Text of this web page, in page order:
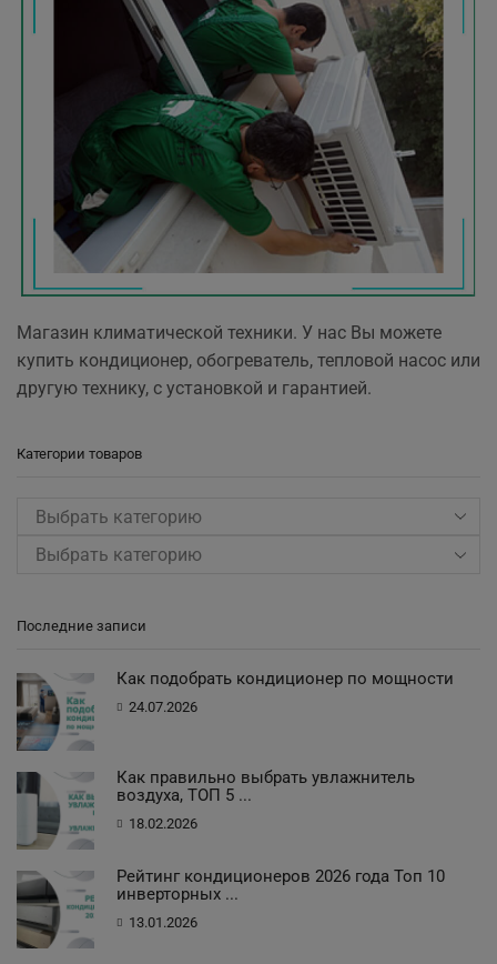
Магазин климатической техники. У нас Вы можете
купить кондиционер, обогреватель, тепловой насос или
другую технику, с установкой и гарантией.
Категории товаров
Выбрать категорию
Последние записи
Как подобрать кондиционер по мощности
24.07.2026
Как правильно выбрать увлажнитель
воздуха, ТОП 5 ...
18.02.2026
Рейтинг кондиционеров 2026 года Топ 10
инверторных ...
13.01.2026